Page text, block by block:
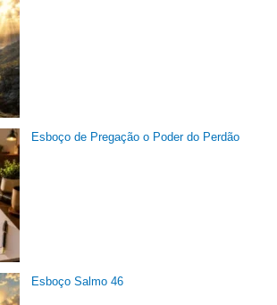
Esboço de Pregação o Poder do Perdão
Esboço Salmo 46